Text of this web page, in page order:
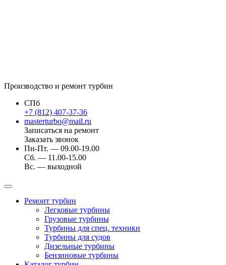
Производство и ремонт турбин
СПб
+7 (812) 407-37-36
masterturbo@mail.ru
Записаться на ремонт
Заказать звонок
Пн-Пт. — 09.00-19.00
Сб. — 11.00-15.00
Вс. — выходной
Ремонт турбин
Легковые турбины
Грузовые турбины
Турбины для спец. техники
Турбины для судов
Дизельные турбины
Бензиновые турбины